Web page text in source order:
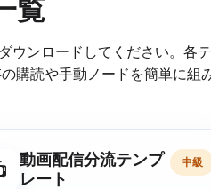
覧
ウンロードしてください。各
購読や手動ノードを簡単に組
動画配信分流テンプ
レート
中級